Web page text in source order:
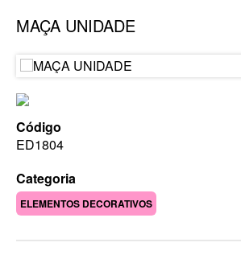
MAÇA UNIDADE
Código
ED1804
Categoria
ELEMENTOS DECORATIVOS